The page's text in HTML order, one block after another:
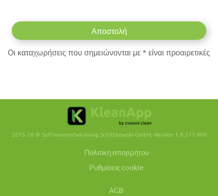
Οι καταχωρήσεις που σημειώνονται με * είναι προαιρετικές
2015-26 © Softwareentwicklung Schittkowski GmbH, Version 1.8.377.806
Πολιτική απορρήτου
Ρυθμίσεις cookie
AGB